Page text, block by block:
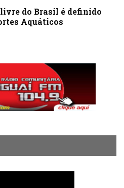
do Brasil é definido
Aquáticos